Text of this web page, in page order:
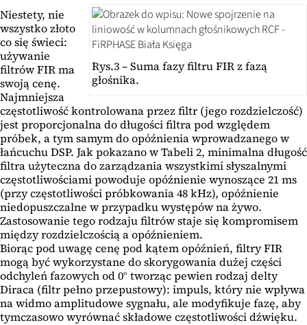
Rys.3 – Suma fazy filtru FIR z fazą
głośnika.
Niestety, nie
wszystko złoto
co się świeci:
używanie
filtrów FIR ma
swoją cenę.
Najmniejsza
częstotliwość kontrolowana przez filtr (jego rozdzielczość)
jest proporcjonalna do długości filtra pod względem
próbek, a tym samym do opóźnienia wprowadzanego w
łańcuchu DSP. Jak pokazano w Tabeli 2, minimalna długość
filtra użyteczna do zarządzania wszystkimi słyszalnymi
częstotliwościami powoduje opóźnienie wynoszące 21 ms
(przy częstotliwości próbkowania 48 kHz), opóźnienie
niedopuszczalne w przypadku występów na żywo.
Zastosowanie tego rodzaju filtrów staje się kompromisem
między rozdzielczością a opóźnieniem.
Biorąc pod uwagę cenę pod kątem opóźnień, filtry FIR
mogą być wykorzystane do skorygowania dużej części
odchyleń fazowych od 0° tworząc pewien rodzaj delty
Diraca (filtr pełno przepustowy): impuls, który nie wpływa
na widmo amplitudowe sygnału, ale modyfikuje fazę, aby
tymczasowo wyrównać składowe częstotliwości dźwięku.